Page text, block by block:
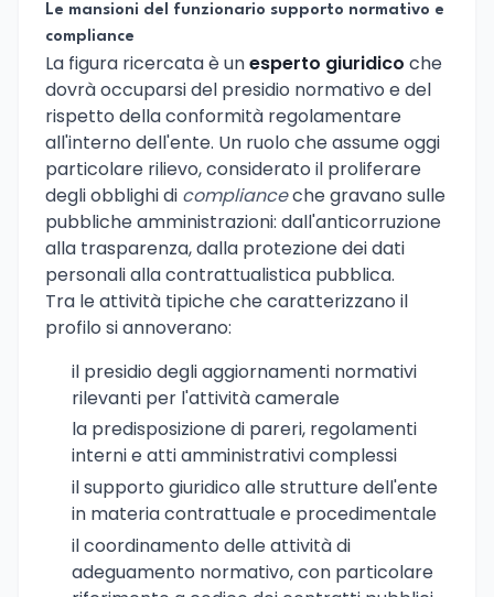
Le mansioni del funzionario supporto normativo e
compliance
La figura ricercata è unesperto giuridico che
dovrà occuparsi del presidio normativo e del
rispetto della conformità regolamentare
all'interno dell'ente. Un ruolo che assume oggi
particolare rilievo, considerato il proliferare
degli obblighi di complianceche gravano sulle
pubbliche amministrazioni: dall'anticorruzione
alla trasparenza, dalla protezione dei dati
personali alla contrattualistica pubblica.
Tra le attività tipiche che caratterizzano il
profilo si annoverano:
il presidio degli aggiornamenti normativi
rilevanti per l'attività camerale
la predisposizione di pareri, regolamenti
interni e atti amministrativi complessi
il supporto giuridico alle strutture dell'ente
in materia contrattuale e procedimentale
il coordinamento delle attività di
adeguamento normativo, con particolare